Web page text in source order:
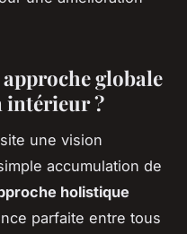
globale
intérieur ?
une vision
accumulation de
holistique
parfaite entre tous